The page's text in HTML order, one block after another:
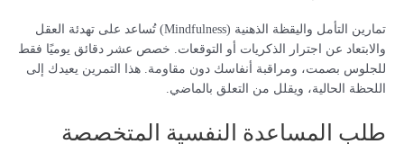
تمارين التأمل واليقظة الذهنية (Mindfulness) تُساعد على تهدئة العقل
والابتعاد عن اجترار الذكريات أو التوقعات. خصص عشر دقائق يوميًا فقط
للجلوس بصمت، ومراقبة أنفاسك دون مقاومة. هذا التمرين يعيدك إلى
اللحظة الحالية، ويقلل من التعلق بالماضي.
طلب المساعدة النفسية المتخصصة